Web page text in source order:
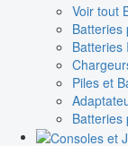
Voir tout
Batteries
Batteries
Piles et
Batteries